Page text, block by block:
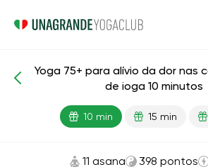
Idade
Yoga 75+ para alívio da dor nas
de ioga 10 minutos
10 min 15 min
11 asana 398 pontos